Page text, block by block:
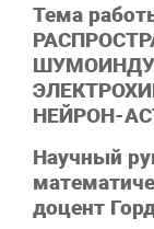
Тема
НЕЙРОН-
Научный
доцент